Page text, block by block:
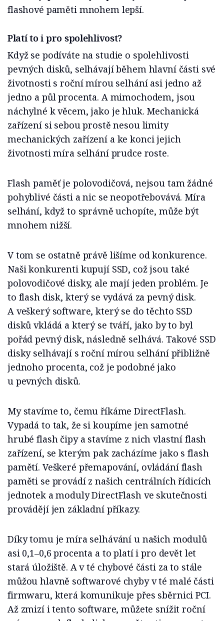
flashové paměti mnohem lepší.
Platí to i pro spolehlivost?
Když se podíváte na studie o spolehlivosti
pevných disků, selhávají během hlavní části své
životnosti s roční mírou selhání asi jedno až
jedno a půl procenta. A mimochodem, jsou
náchylné k věcem, jako je hluk. Mechanická
zařízení si sebou prostě nesou limity
mechanických zařízení a ke konci jejich
životnosti míra selhání prudce roste.
Flash paměť je polovodičová, nejsou tam žádné
pohyblivé části a nic se neopotřebovává. Míra
selhání, když to správně uchopíte, může být
mnohem nižší.
V tom se ostatně právě lišíme od konkurence.
Naši konkurenti kupují SSD, což jsou také
polovodičové disky, ale mají jeden problém. Je
to flash disk, který se vydává za pevný disk.
A veškerý software, který se do těchto SSD
disků vkládá a který se tváří, jako by to byl
pořád pevný disk, následně selhává. Takové SSD
disky selhávají s roční mírou selhání přibližně
jednoho procenta, což je podobné jako
u pevných disků.
My stavíme to, čemu říkáme DirectFlash.
Vypadá to tak, že si koupíme jen samotné
hrubé flash čipy a stavíme z nich vlastní flash
zařízení, se kterým pak zacházíme jako s flash
pamětí. Veškeré přemapování, ovládání flash
paměti se provádí z našich centrálních řídicích
jednotek a moduly DirectFlash ve skutečnosti
provádějí jen základní příkazy.
Díky tomu je míra selhávání u našich modulů
asi 0,1–0,6 procenta a to platí i pro devět let
stará úložiště. A v té chybové části za to stále
můžou hlavně softwarové chyby v té malé části
firmwaru, která komunikuje přes sběrnici PCI.
Až zmizí i tento software, můžete snížit roční